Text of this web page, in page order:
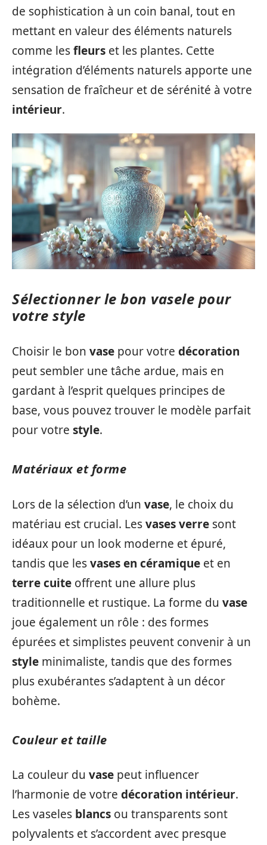
de sophistication à un coin banal, tout en
mettant en valeur des éléments naturels
comme lesfleurs et les plantes. Cette
intégration d’éléments naturels apporte une
sensation de fraîcheur et de sérénité à votre
intérieur.
Sélectionner le bon vasele pour
votre style
Choisir le bon vase pour votre décoration
peut sembler une tâche ardue, mais en
gardant à l’esprit quelques principes de
base, vous pouvez trouver le modèle parfait
pour votre style.
Matériaux et forme
Lors de la sélection d’un vase, le choix du
matériau est crucial. Lesvases verre sont
idéaux pour un look moderne et épuré,
tandis que lesvases en céramique et en
terre cuite offrent une allure plus
traditionnelle et rustique. La forme du vase
joue également un rôle : des formes
épurées et simplistes peuvent convenir à un
style minimaliste, tandis que des formes
plus exubérantes s’adaptent à un décor
bohème.
Couleur et taille
La couleur du vase peut influencer
l’harmonie de votre décoration intérieur.
Les vaseles blancs ou transparents sont
polyvalents et s’accordent avec presque